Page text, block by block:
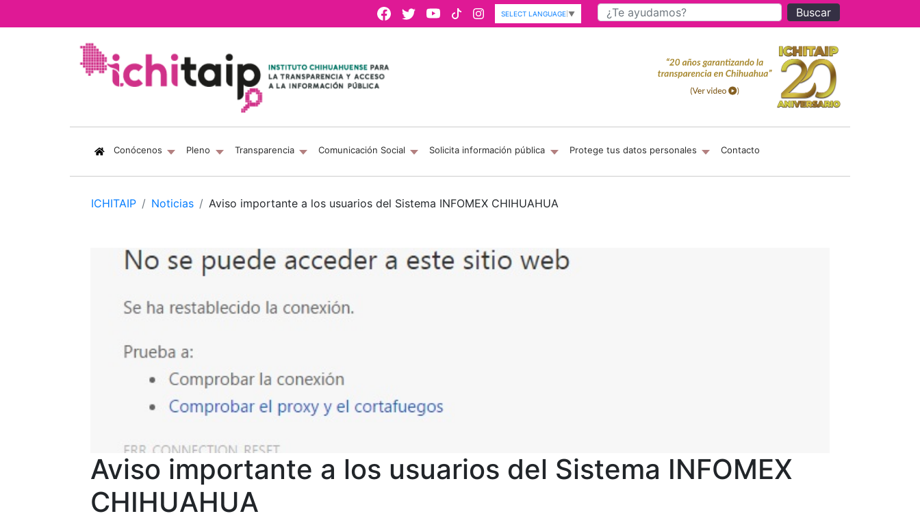
Buscar
SELECT LANGUAGE ▼
Conócenos (current)
Pleno Transparencia Comunicación Social Solicita información pública Protege tus datos personales Contacto
ICHITAIP Noticias Aviso importante a los usuarios del Sistema INFOMEX CHIHUAHUA
Aviso importante a los usuarios del Sistema INFOMEX
CHIHUAHUA